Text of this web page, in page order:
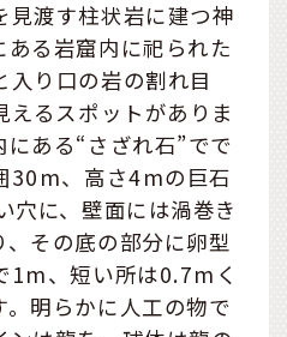
見渡す柱状岩に建つ神
る岩窟内に祀られた
り口の岩の割れ目
えるスポットがありま
ある“さざれ石”でで
30m、高さ4mの巨石
穴に、壁面には渦巻き
その底の部分に卵型
1m、短い所は0.7mく
。明らかに人工の物で